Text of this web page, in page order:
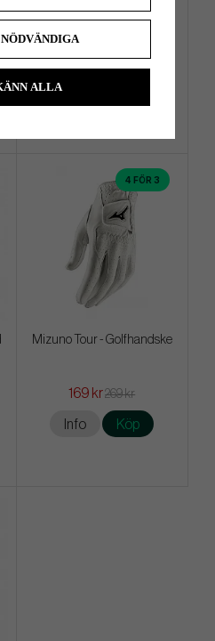
Performance Black Line - Vit
599 kr649 kr
4 FÖR 3
Mizuno Tour - Golfhandske
169 kr269 kr
Info Köp
ALLA